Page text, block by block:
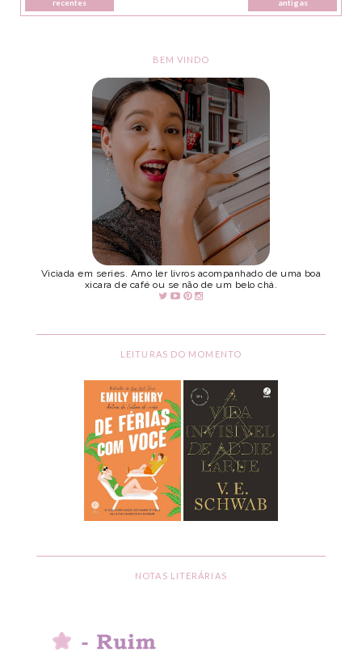
recentes
antigas
BEM VINDO
Viciada em series. Amo ler livros acompanhado de uma boa
xicara de café ou se não de um belo chá.
LEITURAS DO MOMENTO
NOTAS LITERÁRIAS